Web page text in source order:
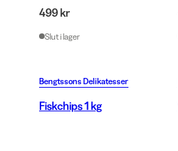
499 kr
Slut i lager
Bengtssons Delikatesser
Fiskchips 1 kg